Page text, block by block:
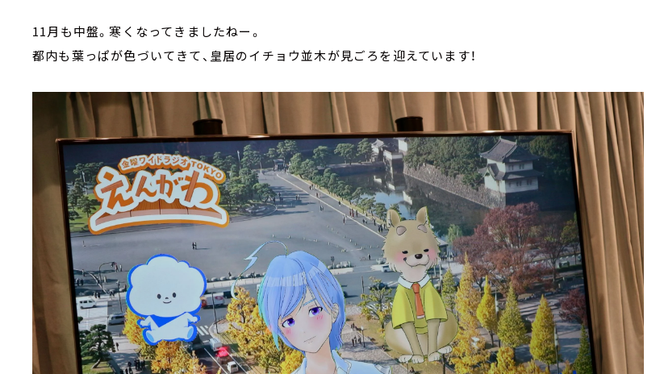
11月も中盤。寒くなってきましたねー。
都内も葉っぱが色づいてきて、皇居のイチョウ並木が見ごろを迎えています！